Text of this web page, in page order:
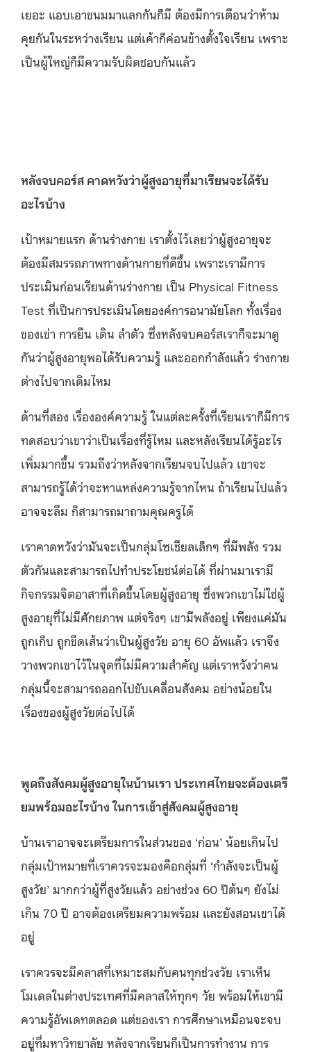
เยอะ แอบเอาขนมมาแลกกันก็มี ต้องมีการเตือนว่าห้าม
คุยกันในระหว่างเรียน แต่เค้าก็ค่อนข้างตั้งใจเรียน เพราะ
เป็นผู้ใหญ่ก็มีความรับผิดชอบกันแล้ว
หลังจบคอร์ส คาดหวังว่าผู้สูงอายุที่มาเรียนจะได้รับ
อะไรบ้าง
เป้าหมายแรก ด้านร่างกาย เราตั้งไว้เลยว่าผู้สูงอายุจะ
ต้องมีสมรรถภาพทางด้านกายที่ดีขึ้น เพราะเรามีการ
ประเมินก่อนเรียนด้านร่างกาย เป็น Physical Fitness
Test ที่เป็นการประเมินโดยองค์การอนามัยโลก ทั้งเรื่อง
ของเข่า การยืน เดิน ลำตัว ซึ่งหลังจบคอร์สเราก็จะมาดู
กันว่าผู้สูงอายุพอได้รับความรู้ และออกกำลังแล้ว ร่างกาย
ต่างไปจากเดิมไหม
ด้านที่สอง เรื่ององค์ความรู้ ในแต่ละครั้งที่เรียนเราก็มีการ
ทดสอบว่าเขาว่าเป็นเรื่องที่รู้ไหม และหลังเรียนได้รู้อะไร
เพิ่มมากขึ้น รวมถึงว่าหลังจากเรียนจบไปแล้ว เขาจะ
สามารถรู้ได้ว่าจะหาแหล่งความรู้จากไหน ถ้าเรียนไปแล้ว
อาจจะลืม ก็สามารถมาถามคุณครูได้
เราคาดหวังว่ามันจะเป็นกลุ่มโซเชียลเล็กๆ ที่มีพลัง รวม
ตัวกันและสามารถไปทำประโยชน์ต่อได้ ที่ผ่านมาเรามี
กิจกรรมจิตอาสาที่เกิดขึ้นโดยผู้สูงอายุ ซึ่งพวกเขาไม่ใช่ผู้
สูงอายุที่ไม่มีศักยภาพ แต่จริงๆ เขามีพลังอยู่ เพียงแค่มัน
ถูกเก็บ ถูกขีดเส้นว่าเป็นผู้สูงวัย อายุ 60 อัพแล้ว เราจึง
วางพวกเขาไว้ในจุดที่ไม่มีความสำคัญ แต่เราหวังว่าคน
กลุ่มนี้จะสามารถออกไปขับเคลื่อนสังคม อย่างน้อยใน
เรื่องของผู้สูงวัยต่อไปได้
พูดถึงสังคมผู้สูงอายุในบ้านเรา ประเทศไทยจะต้องเตรี
ยมพร้อมอะไรบ้าง ในการเข้าสู่สังคมผู้สูงอายุ
บ้านเราอาจจะเตรียมการในส่วนของ ‘ก่อน’ น้อยเกินไป
กลุ่มเป้าหมายที่เราควรจะมองคือกลุ่มที่ ‘กำลังจะเป็นผู้
สูงวัย’ มากกว่าผู้ที่สูงวัยแล้ว อย่างช่วง 60 ปีต้นๆ ยังไม่
เกิน 70 ปี อาจต้องเตรียมความพร้อม และยังสอนเขาได้
อยู่
เราควรจะมีคลาสที่เหมาะสมกับคนทุกช่วงวัย เราเห็น
โมเดลในต่างประเทศที่มีคลาสให้ทุกๆ วัย พร้อมให้เขามี
ความรู้อัพเดทตลอด แต่ของเรา การศึกษาเหมือนจะจบ
อยู่ที่มหาวิทยาลัย หลังจากเรียนก็เป็นการทำงาน การ